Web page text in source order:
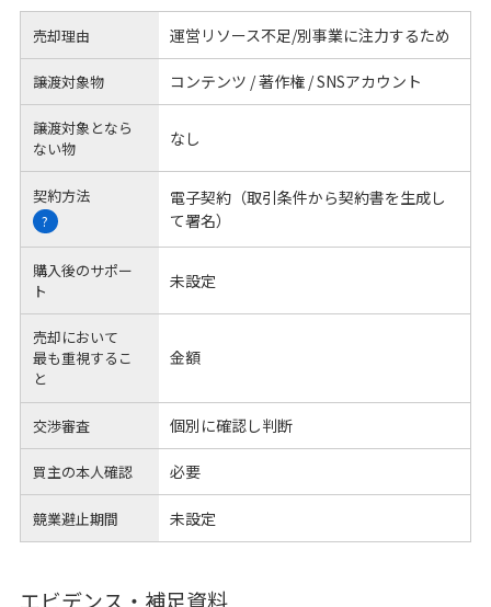
売却理由 運営リソース不足/別事業に注力するため
譲渡対象物 コンテンツ / 著作権 / SNSアカウント
譲渡対象となら
ない物
なし
契約方法
?
電子契約（取引条件から契約書を生成し
て署名）
購入後のサポー
ト
未設定
売却において
最も重視するこ
と
金額
交渉審査 個別に確認し判断
買主の本人確認 必要
競業避止期間 未設定
エビデンス・補足資料